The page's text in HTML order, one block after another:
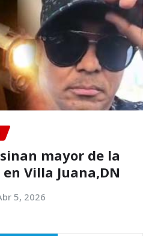
mayor de la
Villa Juana,DN
5, 2026